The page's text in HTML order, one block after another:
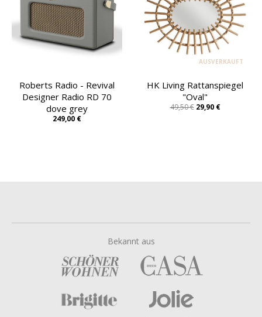
Roberts Radio - Revival
Designer Radio RD 70
dove grey
249,00 €
AUSVERKAUFT
HK Living Rattanspiegel
"Oval"
49,50 € 29,90 €
Bekannt aus